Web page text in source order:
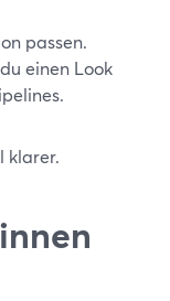
passen.
einen Look
klarer.